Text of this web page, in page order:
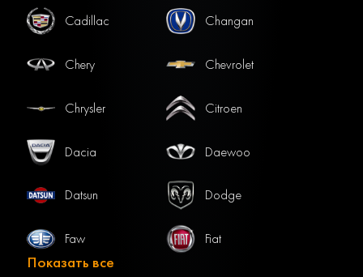
Cadillac Changan
Chery Chevrolet
Chrysler Citroen
Dacia Daewoo
Datsun Dodge
Faw Fiat
Показать все